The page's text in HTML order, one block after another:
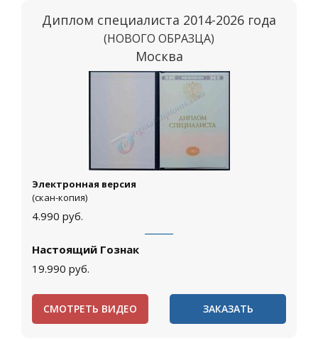
Диплом специалиста 2014-2026 года
(НОВОГО ОБРАЗЦА)
Москва
Электронная версия
(скан-копия)
4.990 руб.
Настоящий Гознак
19.990 руб.
СМОТРЕТЬ ВИДЕО ЗАКАЗАТЬ